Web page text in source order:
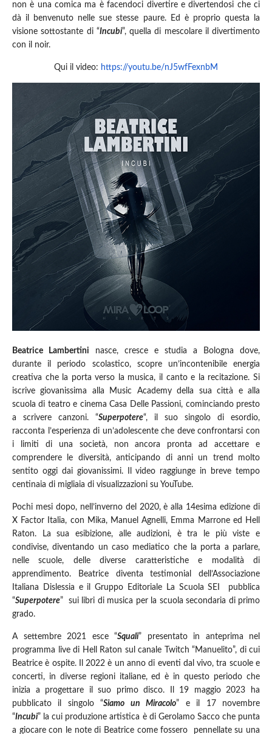
non è una comica ma è facendoci divertire e divertendosi che ci
dà il benvenuto nelle sue stesse paure. Ed è proprio questa la
visione sottostante di “Incubi”, quella di mescolare il divertimento
con il noir.
Qui il video: https://youtu.be/nJ5wfFexnbM
Beatrice Lambertini nasce, cresce e studia a Bologna dove,
durante il periodo scolastico, scopre un’incontenibile energia
creativa che la porta verso la musica, il canto e la recitazione. Si
iscrive giovanissima alla Music Academy della sua città e alla
scuola di teatro e cinema Casa Delle Passioni, cominciando presto
a scrivere canzoni. “Superpotere“, il suo singolo di esordio,
racconta l’esperienza di un’adolescente che deve confrontarsi con
i limiti di una società, non ancora pronta ad accettare e
comprendere le diversità, anticipando di anni un trend molto
sentito oggi dai giovanissimi. Il video raggiunge in breve tempo
centinaia di migliaia di visualizzazioni su YouTube.
Pochi mesi dopo, nell’inverno del 2020, è alla 14esima edizione di
X Factor Italia, con Mika, Manuel Agnelli, Emma Marrone ed Hell
Raton. La sua esibizione, alle audizioni, è tra le più viste e
condivise, diventando un caso mediatico che la porta a parlare,
nelle scuole, delle diverse caratteristiche e modalità di
apprendimento. Beatrice diventa testimonial dell’Associazione
Italiana Dislessia e il Gruppo Editoriale La Scuola SEI pubblica
“Superpotere” sui libri di musica per la scuola secondaria di primo
grado.
A settembre 2021 esce “Squali” presentato in anteprima nel
programma live di Hell Raton sul canale Twitch “Manuelito”, di cui
Beatrice è ospite. Il 2022 è un anno di eventi dal vivo, tra scuole e
concerti, in diverse regioni italiane, ed è in questo periodo che
inizia a progettare il suo primo disco. Il 19 maggio 2023 ha
pubblicato il singolo “Siamo un Miracolo” e il 17 novembre
“Incubi” la cui produzione artistica è di Gerolamo Sacco che punta
a giocare con le note di Beatrice come fossero pennellate su una